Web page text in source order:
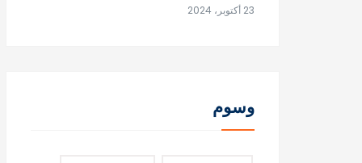
23 أكتوبر، 2024
وسوم